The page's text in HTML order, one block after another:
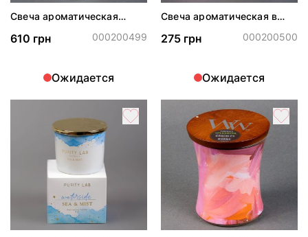
Свеча ароматическая
610 грн 000200499
Ожидается
Свеча ароматическая в
275 грн 000200500
Ожидается